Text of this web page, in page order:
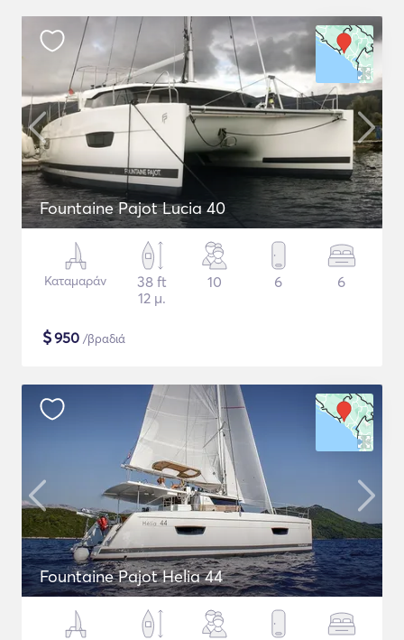
Fountaine Pajot Lucia 40
Καταμαράν
38 ft
12 μ.
10 6 6
$950 /βραδιά
Fountaine Pajot Helia 44